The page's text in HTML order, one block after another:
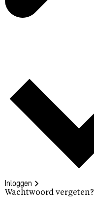
Inloggen
Wachtwoord vergeten?